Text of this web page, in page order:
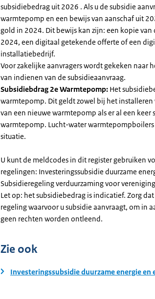
subsidiebedrag uit 2026 . Als u de subsidie
warmtepomp en een bewijs van aanschaf uit
gold in 2024. Dit bewijs kan zijn: een kopie
2024, een digitaal getekende offerte of een
installatiebedrijf.
Voor zakelijke aanvragers wordt gekeken naar
van indienen van de subsidieaanvraag.
Subsidiebdrag 2e Warmtepomp: Het
warmtepomp. Dit geldt zowel bij het
van een nieuwe warmtepomp als er al een
warmtepomp. Lucht-water
situatie.
U kunt de meldcodes in dit register gebruiken
regelingen: Investeringssubsidie duurzame
Subsidieregeling verduurzaming voor
Let op: het subsidiebedrag is indicatief. Zorg
regeling waarvoor u subsidie aanvraagt, om in
geen rechten worden ontleend.
Zie ook
Investeringssubsidie duurzame energie en